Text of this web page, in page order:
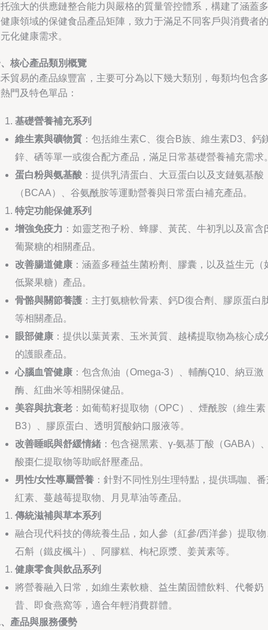
強大的供應鏈整合能力與嚴格的質量管控體系，構建了涵蓋多
康領域的保健食品產品矩陣，致力于滿足不同客戶與消費者的
化健康需求。
核心產品類別概覽
貿易的產品線豐富，主要可分為以下幾大類別，每類均包含多
門及特色單品：
基礎營養補充系列
維生素與礦物質 ：包括維生素C、復合B族、維生素D3、鈣
鋅、硒等單一或復合配方產品，滿足日常基礎營養補充需求
蛋白粉與氨基酸 ：提供乳清蛋白、大豆蛋白以及支鏈氨基酸
（BCAA）、谷氨酰胺等運動營養與日常蛋白補充產品。
特定功能保健系列
增強免疫力 ：如靈芝孢子粉、蜂膠、黃芪、牛初乳以及富含
葡聚糖的相關產品。
改善腸道健康 ：涵蓋多種益生菌粉劑、膠囊，以及益生元（
低聚果糖）產品。
骨骼與關節養護 ：主打氨糖軟骨素、鈣D復合劑、膠原蛋白
等相關產品。
眼部健康 ：提供以葉黃素、玉米黃質、越橘提取物為核心成
的護眼產品。
心腦血管健康 ：包含魚油（Omega-3）、輔酶Q10、納豆激
酶、紅曲米等相關保健品。
美容與抗衰老 ：如葡萄籽提取物（OPC）、煙酰胺（維生素
B3）、膠原蛋白、透明質酸鈉口服液等。
改善睡眠與舒緩情緒 ：包含褪黑素、γ-氨基丁酸（GABA）
酸棗仁提取物等助眠舒壓產品。
男性/女性專屬營養 ：針對不同性別生理特點，提供瑪咖、
紅素、蔓越莓提取物、月見草油等產品。
傳統滋補與草本系列
融合現代科技的傳統養生品，如人參（紅參/西洋參）提取物
石斛（鐵皮楓斗）、阿膠糕、枸杞原漿、姜黃素等。
健康零食與飲品系列
將營養融入日常，如維生素軟糖、益生菌固體飲料、代餐奶
昔、即食燕窩等，適合年輕消費群體。
產品與服務優勢